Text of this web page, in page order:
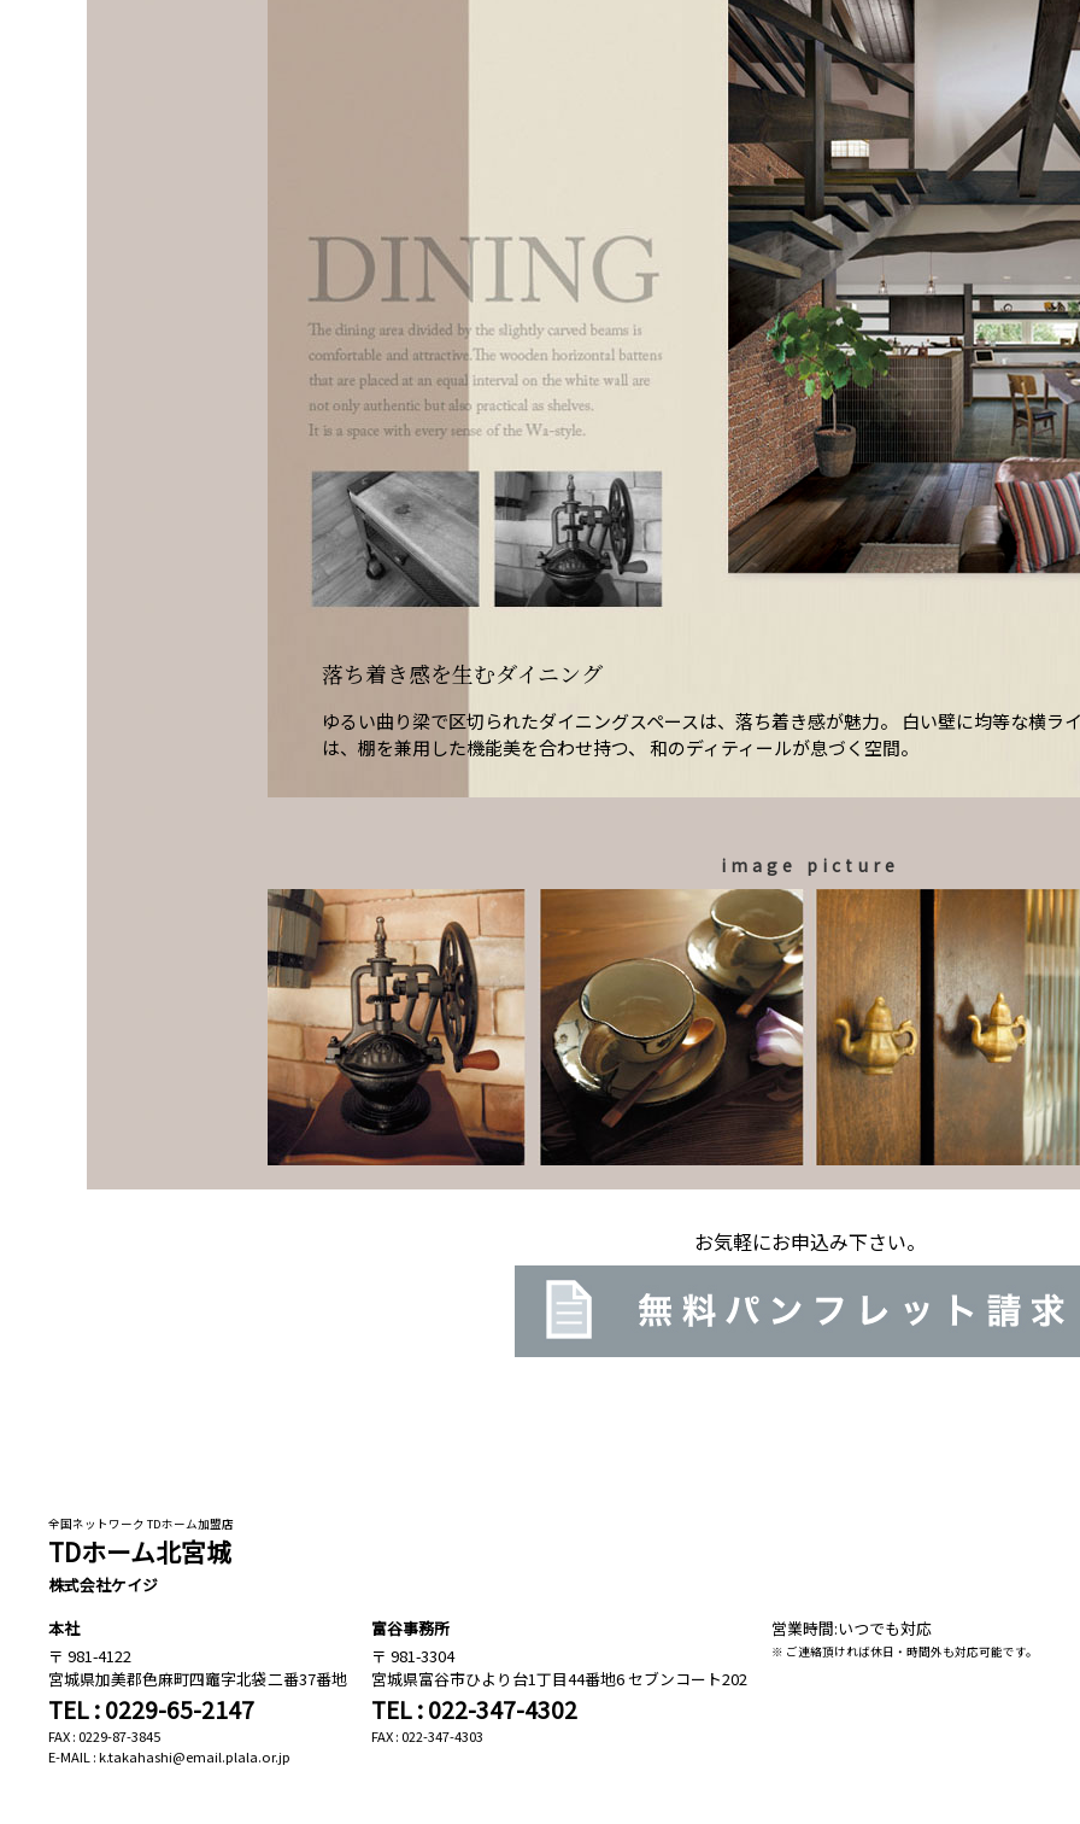
落ち着き感を生むダイニング
ゆるい曲り梁で区切られたダイニングスペースは、落ち着き感が魅力。 白い壁に均等な横ラ
は、棚を兼用した機能美を合わせ持つ、 和のディティールが息づく空間。
image picture
お気軽にお申込み下さい。
全国ネットワーク TDホーム加盟店
TDホーム北宮城
株式会社ケイジ
本社
981-4122
宮城県加美郡色麻町四竈字北袋二番37番地
TEL : 0229-65-2147
FAX : 0229-87-3845
E-MAIL : k.takahashi@email.plala.or.jp
富谷事務所
981-3304
宮城県富谷市ひより台1丁目44番地6 セブンコート202
TEL : 022-347-4302
FAX : 022-347-4303
営業時間:いつでも対応
※ ご連絡頂ければ休日・時間外も対応可能です。